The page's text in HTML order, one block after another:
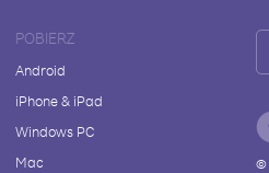
POBIERZ
Android
iPhone & iPad
Windows PC
Mac
©